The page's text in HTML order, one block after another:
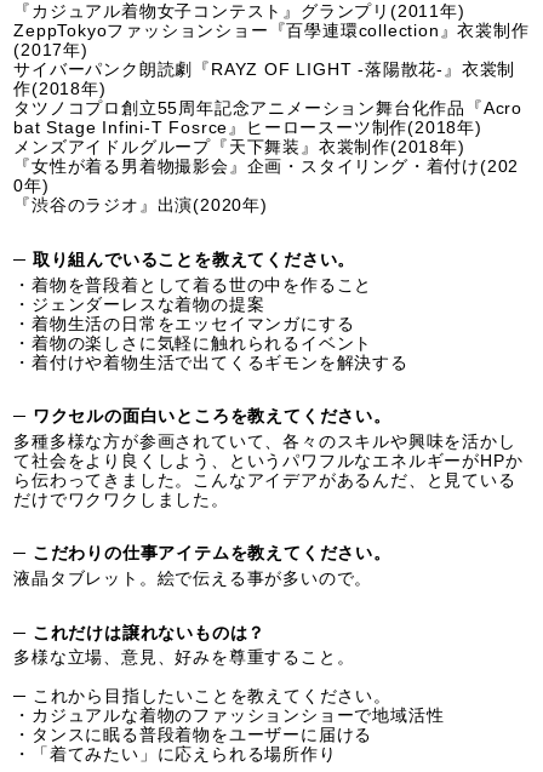
『カジュアル着物女子コンテスト』グランプリ(2011年)
ZeppTokyoファッションショー『百學連環collection』衣裳制作
(2017年)
サイバーパンク朗読劇『RAYZ OF LIGHT -落陽散花-』衣裳制
作(2018年)
タツノコプロ創立55周年記念アニメーション舞台化作品『Acro
bat Stage Infini-T Fosrce』ヒーロースーツ制作(2018年)
メンズアイドルグループ『天下舞装』衣裳制作(2018年)
『女性が着る男着物撮影会』企画・スタイリング・着付け(202
0年)
『渋谷のラジオ』出演(2020年)
─ 取り組んでいることを教えてください。
・着物を普段着として着る世の中を作ること
・ジェンダーレスな着物の提案
・着物生活の日常をエッセイマンガにする
・着物の楽しさに気軽に触れられるイベント
・着付けや着物生活で出てくるギモンを解決する
─ ワクセルの面白いところを教えてください。
多種多様な方が参画されていて、各々のスキルや興味を活かし
て社会をより良くしよう、というパワフルなエネルギーがHPか
ら伝わってきました。こんなアイデアがあるんだ、と見ている
だけでワクワクしました。
─ こだわりの仕事アイテムを教えてください。
液晶タブレット。絵で伝える事が多いので。
─ これだけは譲れないものは？
多様な立場、意見、好みを尊重すること。
─ これから目指したいことを教えてください。
・カジュアルな着物のファッションショーで地域活性
・タンスに眠る普段着物をユーザーに届ける
・「着てみたい」に応えられる場所作り